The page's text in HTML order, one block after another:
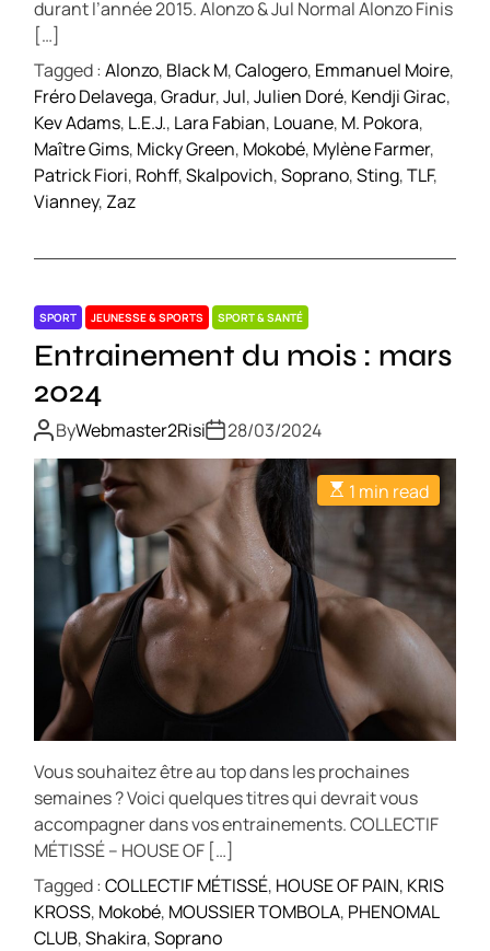
durant l’année 2015. Alonzo & Jul Normal Alonzo Finis
[…]
Tagged :Alonzo, Black M,Calogero, Emmanuel Moire,
Fréro Delavega,Gradur,Jul,Julien Doré, Kendji Girac,
Kev Adams, L.E.J., Lara Fabian, Louane, M. Pokora,
Maître Gims, Micky Green, Mokobé, Mylène Farmer,
Patrick Fiori, Rohff,Skalpovich,Soprano,Sting,TLF,
Vianney, Zaz
SPORT JEUNESSE & SPORTS SPORT & SANTÉ
Entrainement du mois : mars
2024
ByWebmaster2Risi 28/03/2024
1 min read
Vous souhaitez être au top dans les prochaines
semaines ? Voici quelques titres qui devrait vous
accompagner dans vos entrainements. COLLECTIF
MÉTISSÉ – HOUSE OF […]
Tagged :COLLECTIF MÉTISSÉ, HOUSE OF PAIN, KRIS
KROSS, Mokobé, MOUSSIER TOMBOLA, PHENOMAL
CLUB,Shakira,Soprano